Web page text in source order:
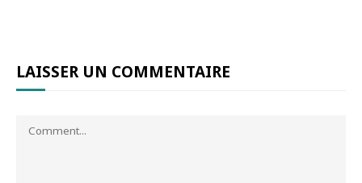
LAISSER UN COMMENTAIRE